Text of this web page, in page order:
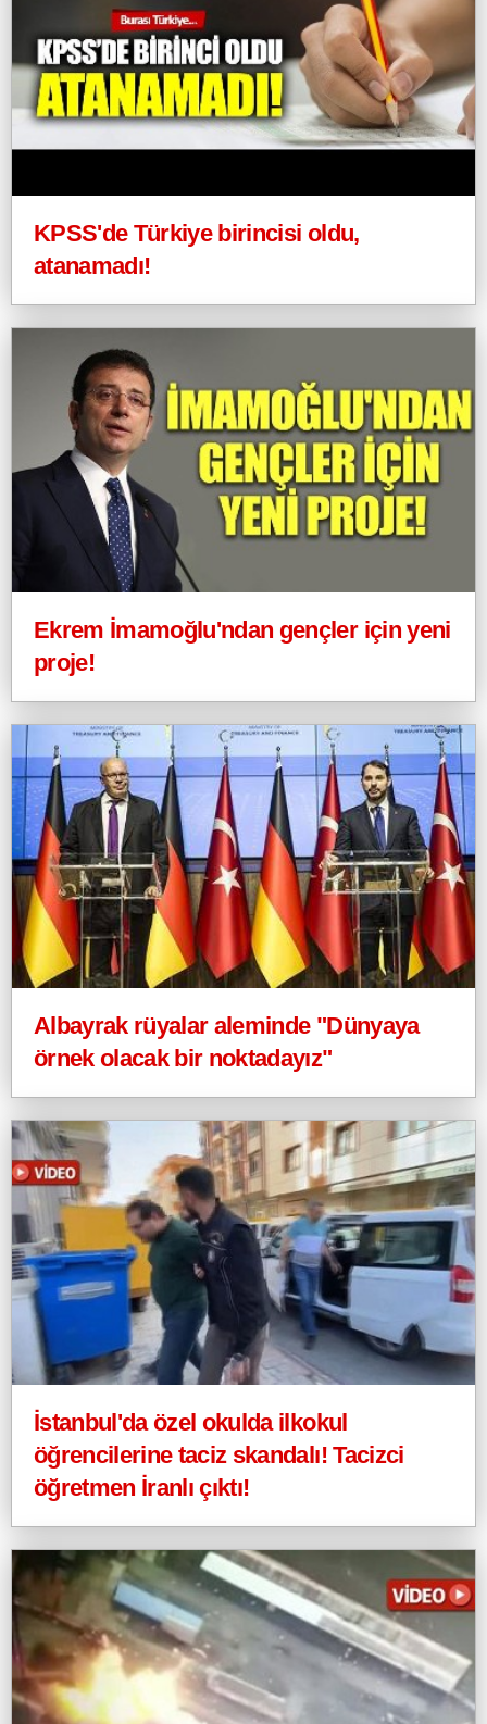
KPSS'de Türkiye birincisi oldu,
atanamadı!
Ekrem İmamoğlu'ndan gençler için yeni
proje!
Albayrak rüyalar aleminde "Dünyaya
örnek olacak bir noktadayız"
İstanbul'da özel okulda ilkokul
öğrencilerine taciz skandalı! Tacizci
öğretmen İranlı çıktı!